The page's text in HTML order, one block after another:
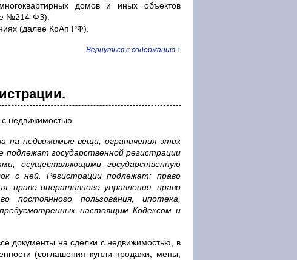
домов и иных объектов
№214-ФЗ).
(далее КоАп РФ).
Вернуться к содержанию ↑
с недвижимостью.
на недвижимые вещи, ограничения этих
подлежат государственной регистрации
осуществляющими государственную
с ней. Регистрации подлежат: право
право оперативного управления, право
постоянного пользования, ипотека,
настоящим Кодексом и
документы на сделки с недвижимостью, в
(соглашения купли-продажи, мены,